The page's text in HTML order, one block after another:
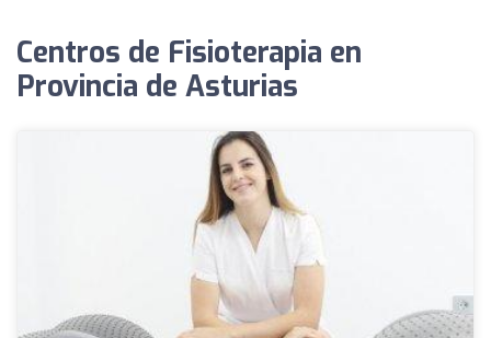
Centros de Fisioterapia en
Provincia de Asturias